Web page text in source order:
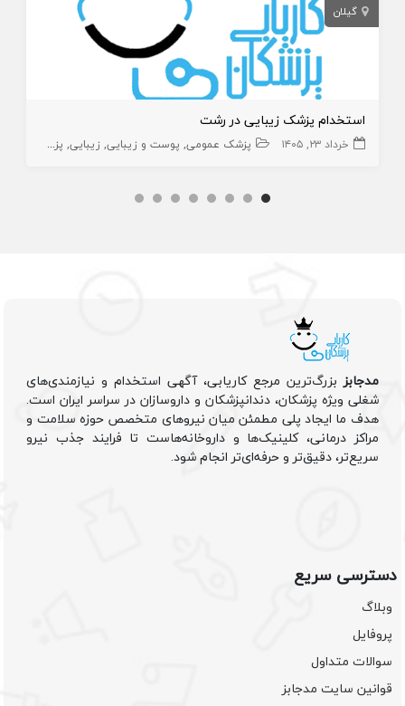
گیلان
استخدام پزشک زیبایی در رشت
خرداد ۲۳, ۱۴۰۵ پزشک عمومی پوست و زیبایی زیبایی پزشک عمومی پوست
مدجابزبزرگ‌ترین مرجع کاریابی، آگهی استخدام و نیازمندی‌های
شغلی ویژه پزشکان، دندانپزشکان و داروسازان در سراسر ایران است.
هدف ما ایجاد پلی مطمئن میان نیروهای متخصص حوزه سلامت و
مراکز درمانی، کلینیک‌ها و داروخانه‌هاست تا فرایند جذب نیرو
سریع‌تر، دقیق‌تر و حرفه‌ای‌تر انجام شود.
دسترسی سریع
وبلاگ
پروفایل
سوالات متداول
قوانین سایت مدجابز